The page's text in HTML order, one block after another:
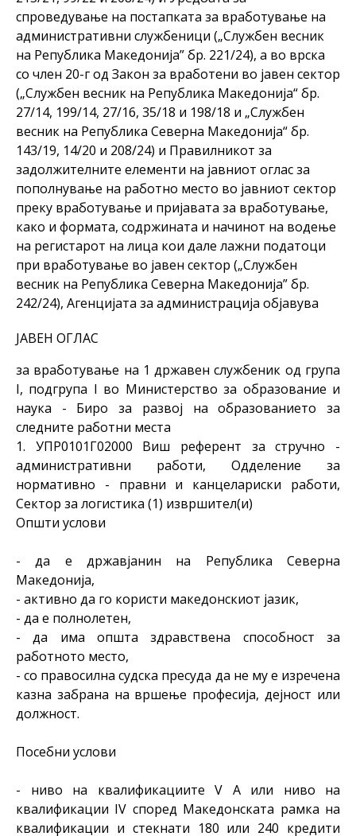
спроведување на постапката за вработување на
административни службеници („Службен весник
на Република Македонија” бр. 221/24), а во врска
со член 20-г од Закон за вработени во јавен сектор
(„Службен весник на Република Македонија“ бр.
27/14, 199/14, 27/16, 35/18 и 198/18 и „Службен
весник на Република Северна Македонија“ бр.
143/19, 14/20 и 208/24) и Правилникот за
задолжителните елементи на јавниот оглас за
пополнување на работно место во јавниот сектор
преку вработување и пријавата за вработување,
како и формата, содржината и начинот на водење
на регистарот на лица кои дале лажни податоци
при вработување во јавен сектор („Службен
весник на Република Северна Македонија” бр.
242/24), Агенцијата за администрација објавува
ЈАВЕН ОГЛАС
за вработување на 1 државен службеник од група
I, подгрупа I во Министерство за образование и
наука - Биро за развој на образованието за
следните работни места
1. УПР0101Г02000 Виш референт за стручно -
административни работи, Одделение за
нормативно - правни и канцелариски работи,
Сектор за логистика (1) извршител(и)
Општи услови
- да е државјанин на Република Северна
Македонија,
- активно да го користи македонскиот јазик,
- да е полнолетен,
- да има општа здравствена способност за
работното место,
- со правосилна судска пресуда да не му е изречена
казна забрана на вршење професија, дејност или
должност.
Посебни услови
- ниво на квалификациите V А или ниво на
квалификации IV според Македонската рамка на
квалификации и стекнати 180 или 240 кредити